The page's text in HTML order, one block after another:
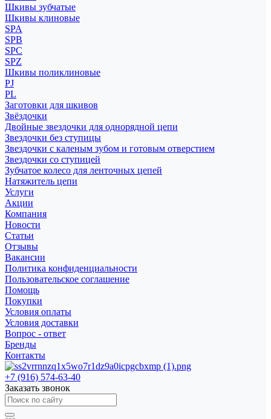
Шкивы зубчатые
Шкивы клиновые
SPA
SPB
SPC
SPZ
Шкивы поликлиновые
PJ
PL
Заготовки для шкивов
Звёздочки
Двойные звездочки для однорядной цепи
Звездочки без ступицы
Звездочки с каленым зубом и готовым отверстием
Звездочки со ступицей
Зубчатое колесо для ленточных цепей
Натяжитель цепи
Услуги
Акции
Компания
Новости
Статьи
Отзывы
Вакансии
Политика конфиденциальности
Пользовательское соглашение
Помощь
Покупки
Условия оплаты
Условия доставки
Вопрос - ответ
Бренды
Контакты
+7 (916) 574-63-40
Заказать звонок